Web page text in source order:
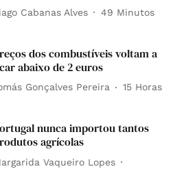
Cabanas Alves 49 Minutos
dos combustíveis voltam a
abaixo de 2 euros
Gonçalves Pereira 15 Horas
nunca importou tantos
agrícolas
Vaqueiro Lopes